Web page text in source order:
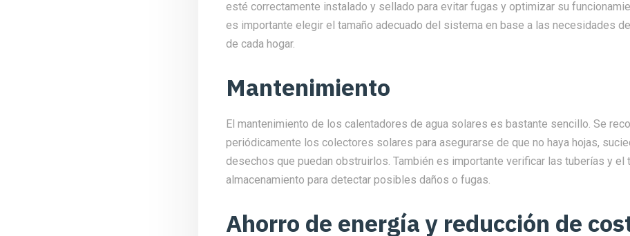
esté correctamente instalado y sellado para evitar fugas y optimizar su
es importante elegir el tamaño adecuado del sistema en base a las necesidades
de cada hogar.
Mantenimiento
El mantenimiento de los calentadores de agua solares es bastante sencillo. Se
periódicamente los colectores solares para asegurarse de que no haya hojas,
desechos que puedan obstruirlos. También es importante verificar las tuberías y el
almacenamiento para detectar posibles daños o fugas.
Ahorro de energía y reducción de